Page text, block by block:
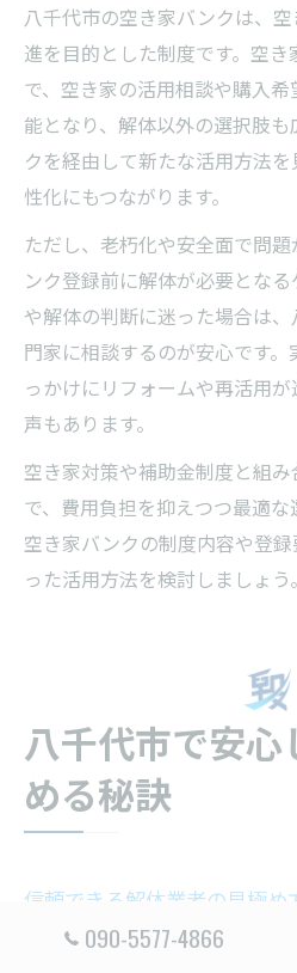
八千代市の空き家バンクは、
進を目的とした制度です。空
で、空き家の活用相談や購入
能となり、解体以外の選択肢
クを経由して新たな活用方法
性化にもつながります。
ただし、老朽化や安全面で問
ンク登録前に解体が必要とな
や解体の判断に迷った場合は
門家に相談するのが安心です
っかけにリフォームや再活用
声もあります。
空き家対策や補助金制度と組
で、費用負担を抑えつつ最適
空き家バンクの制度内容や登
った活用方法を検討しましょう。
八千代市で安
める秘訣
信頼できる解体業者の見極め
千葉県八千代市で解体工事を
090-5577-4866